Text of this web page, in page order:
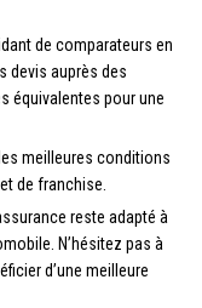
de comparateurs en
devis auprès des
équivalentes pour une
meilleures conditions
de franchise.
reste adapté à
N’hésitez pas à
d’une meilleure